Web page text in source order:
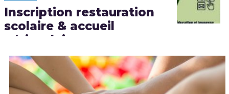
Inscription restauration
scolaire & accueil
périscolaire